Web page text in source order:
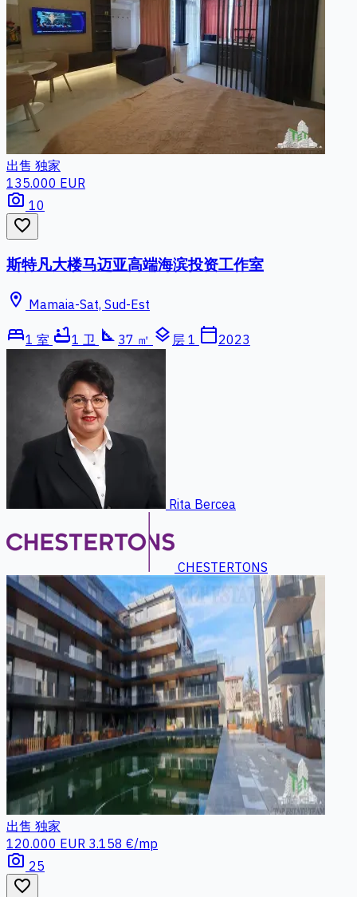
出售 独家
135.000 EUR
photo_camera 10
favorite_border
斯特凡大楼马迈亚高端海滨投资工作室
location_on Mamaia-Sat, Sud-Est
bed1 室 bathtub1 卫 square_foot 37 ㎡ layers 层 1 calendar_today2023
Rita Bercea
CHESTERTONS
出售 独家
120.000 EUR 3.158 €/mp
photo_camera 25
favorite_border